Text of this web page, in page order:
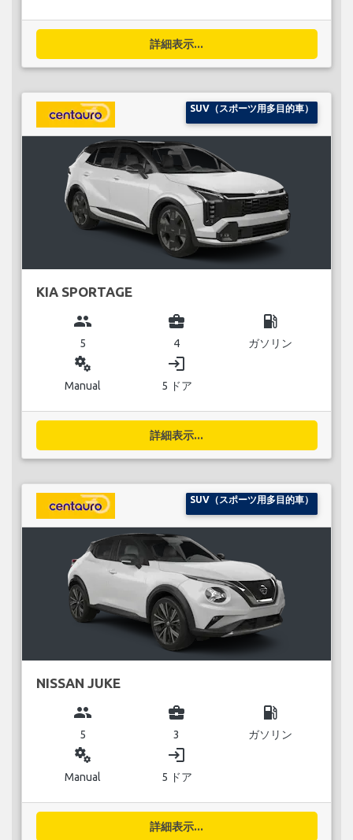
詳細表示...
SUV（スポーツ用多目的車）
KIA SPORTAGE
group
5
business_center
4
local_gas_station
ガソリン
miscellaneous_services
Manual
login
5 ドア
詳細表示...
SUV（スポーツ用多目的車）
NISSAN JUKE
group
5
business_center
3
local_gas_station
ガソリン
miscellaneous_services
Manual
login
5 ドア
詳細表示...